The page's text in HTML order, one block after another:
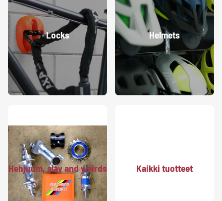
Locks Helmets
Hehjuum, slay and weirds Kaikki tuotteet